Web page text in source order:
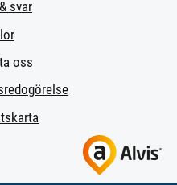
svar
oss
sida.)